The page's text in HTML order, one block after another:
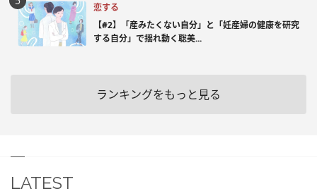
恋する
【#2】「産みたくない自分」と「妊産婦の健康を研究
する自分」で揺れ動く聡美...
ランキングをもっと見る
LATEST